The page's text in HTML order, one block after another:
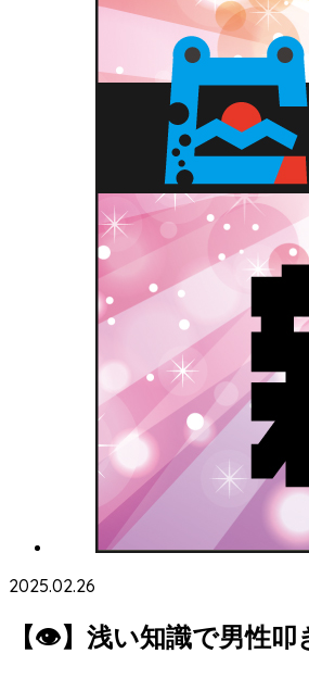
2025.02.26
【👁】浅い知識で男性叩